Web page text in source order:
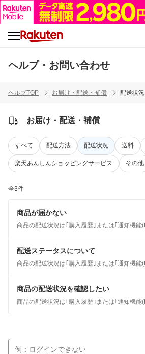
ヘルプ・お問い合わせ
ヘルプTOP お届け・配送・補償 配送状況
お届け・配送・補償
すべて 配送方法 配送状況 送料
楽天あんしんショッピングサービス その他
全3件
商品が届かない
配送ステータスについて
商品の配送状況を確認したい